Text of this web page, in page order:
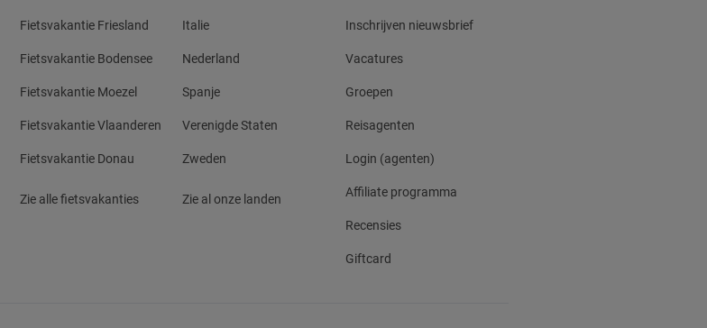
Fietsvakantie Friesland
Fietsvakantie Bodensee
Fietsvakantie Moezel
Fietsvakantie Vlaanderen
Fietsvakantie Donau
Zie alle fietsvakanties
Italie
Nederland
Spanje
Verenigde Staten
Zweden
Zie al onze landen
Inschrijven nieuwsbrief
Vacatures
Groepen
Reisagenten
Login (agenten)
Affiliate programma
Recensies
Giftcard